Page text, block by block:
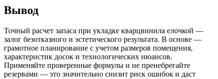
Вывод
Точный расчет запаса при укладке кварцвинила елочкой —
залог безотказного и эстетического результата. В основе —
грамотное планирование с учетом размеров помещения,
характеристик досок и технологических нюансов.
Применяйте проверенные формулы и не пренебрегайте
резервами — это значительно снизит риск ошибок и даст